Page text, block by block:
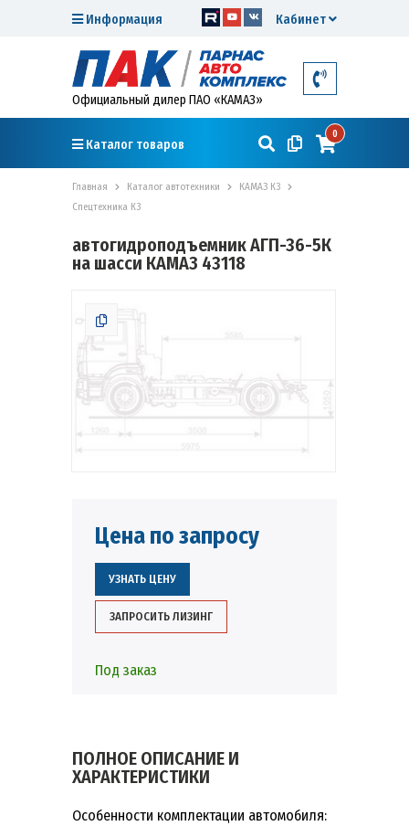
Кабинет
Информация
Официальный дилер ПАО «КАМАЗ»
Каталог товаров
0
Главная Каталог автотехники
КАМАЗ К3
Спецтехника К3
автогидроподъемник АГП-36-5К
на шасси КАМАЗ 43118
Цена по запросу
УЗНАТЬ ЦЕНУ
ЗАПРОСИТЬ ЛИЗИНГ
Под заказ
ПОЛНОЕ ОПИСАНИЕ И
ХАРАКТЕРИСТИКИ
Особенности комплектации автомобиля: